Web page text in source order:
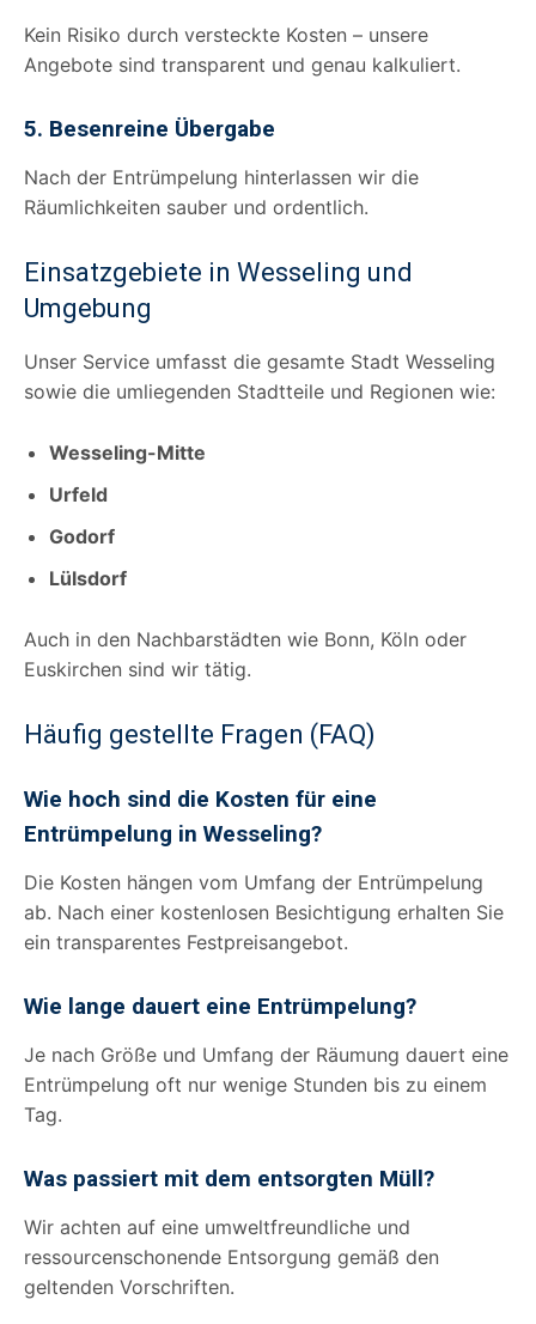
Kein Risiko durch versteckte Kosten – unsere
Angebote sind transparent und genau kalkuliert.
5. Besenreine Übergabe
Nach der Entrümpelung hinterlassen wir die
Räumlichkeiten sauber und ordentlich.
Einsatzgebiete in Wesseling und
Umgebung
Unser Service umfasst die gesamte Stadt Wesseling
sowie die umliegenden Stadtteile und Regionen wie:
Wesseling-Mitte
Urfeld
Godorf
Lülsdorf
Auch in den Nachbarstädten wie Bonn, Köln oder
Euskirchen sind wir tätig.
Häufig gestellte Fragen (FAQ)
Wie hoch sind die Kosten für eine
Entrümpelung in Wesseling?
Die Kosten hängen vom Umfang der Entrümpelung
ab. Nach einer kostenlosen Besichtigung erhalten Sie
ein transparentes Festpreisangebot.
Wie lange dauert eine Entrümpelung?
Je nach Größe und Umfang der Räumung dauert eine
Entrümpelung oft nur wenige Stunden bis zu einem
Tag.
Was passiert mit dem entsorgten Müll?
Wir achten auf eine umweltfreundliche und
ressourcenschonende Entsorgung gemäß den
geltenden Vorschriften.